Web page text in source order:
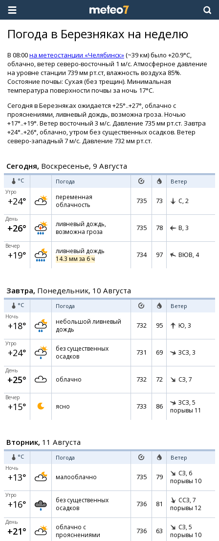
Погода в Березняках на неделю
В 08:00на метеостанции «Челябинск»(~39 км) было +20.9°C,
облачно, ветер северо-восточный 1 м/с. Атмосферное давление
на уровне станции 739 мм рт.ст, влажность воздуха 85%.
Состояние почвы: Сухая (без трещин). Минимальная
температура поверхности почвы за ночь 17°C.
Сегодня в Березняках ожидается +25°..+27°, облачно с
прояснениями, ливневый дождь, возможна гроза. Ночью
+17°..+19°. Ветер восточный 3 м/с. Давление 735 мм рт.ст. Завтра
+24°..+26°, облачно, утром без существенных осадков. Ветер
северо-западный 7 м/с. Давление 732 мм рт.ст.
Сегодня, Воскресенье, 9 Августа
°C Погода Ветер
Утро
+24°
переменная
облачность
735 73 С, 2
День
+26°
ливневый дождь,
возможна гроза
735 78 В, 3
Вечер
+19°
ливневый дождь
14.3 мм за 6 ч
734 97 ВЮВ, 4
Завтра, Понедельник, 10 Августа
°C Погода Ветер
Ночь
+18°
небольшой ливневый
дождь
732 95 Ю, 3
Утро
+24°
без существенных
осадков
731 69 ЗСЗ, 3
День
+25° облачно 732 72 СЗ, 7
Вечер
+15° ясно 733 86 ЗСЗ, 5
порывы 11
Вторник, 11 Августа
°C Погода Ветер
Ночь
+13° малооблачно 735 79 СЗ, 6
порывы 10
Утро
+16°
без существенных
осадков
736 81 ССЗ, 7
порывы 12
День
+21°
облачно с
прояснениями
736 63 СЗ, 5
порывы 10